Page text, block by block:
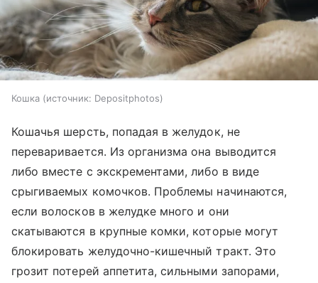
Кошка источник: Depositphotos
Кошачья шерсть, попадая в желудок, не
переваривается. Из организма она выводится
либо вместе с экскрементами, либо в виде
срыгиваемых комочков. Проблемы начинаются,
если волосков в желудке много и они
скатываются в крупные комки, которые могут
блокировать желудочно-кишечный тракт. Это
грозит потерей аппетита, сильными запорами,